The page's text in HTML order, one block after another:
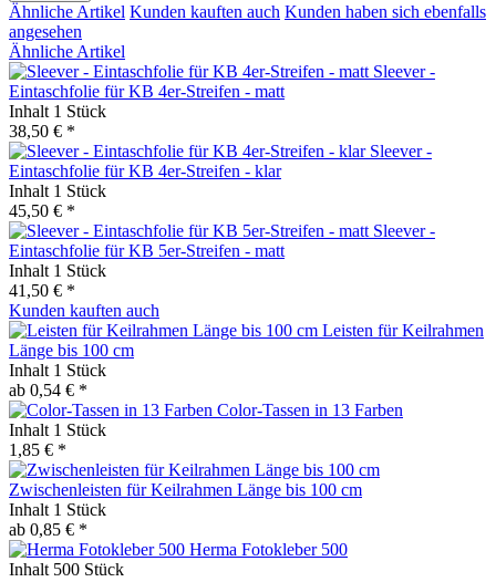
Ähnliche Artikel Kunden kauften auch Kunden haben sich ebenfalls
angesehen
Ähnliche Artikel
Sleever -
Eintaschfolie für KB 4er-Streifen - matt
Inhalt 1 Stück
38,50 € *
Sleever -
Eintaschfolie für KB 4er-Streifen - klar
Inhalt 1 Stück
45,50 € *
Sleever -
Eintaschfolie für KB 5er-Streifen - matt
Inhalt 1 Stück
41,50 € *
Kunden kauften auch
Leisten für Keilrahmen
Länge bis 100 cm
Inhalt 1 Stück
ab 0,54 € *
Color-Tassen in 13 Farben
Inhalt 1 Stück
1,85 € *
Zwischenleisten für Keilrahmen Länge bis 100 cm
Inhalt 1 Stück
ab 0,85 € *
Herma Fotokleber 500
Inhalt 500 Stück